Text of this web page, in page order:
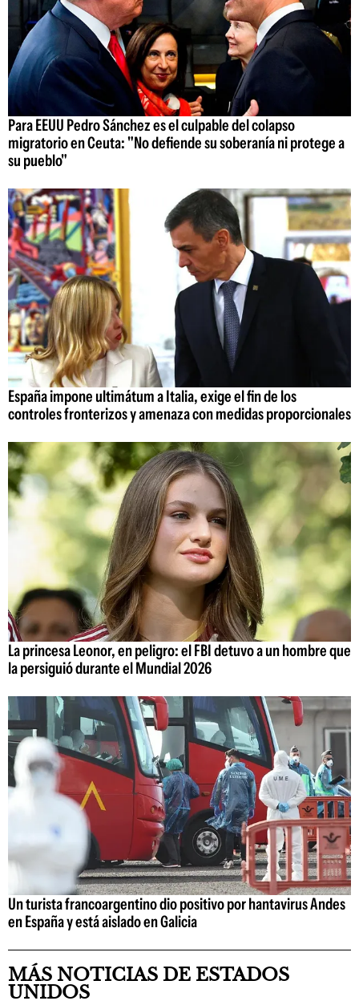
Para EEUU Pedro Sánchez es el culpable del colapso
migratorio en Ceuta: "No defiende su soberanía ni protege a
su pueblo"
España impone ultimátum a Italia, exige el fin de los
controles fronterizos y amenaza con medidas proporcionales
La princesa Leonor, en peligro: el FBI detuvo a un hombre que
la persiguió durante el Mundial 2026
Un turista francoargentino dio positivo por hantavirus Andes
en España y está aislado en Galicia
MÁS NOTICIAS DE ESTADOS
UNIDOS